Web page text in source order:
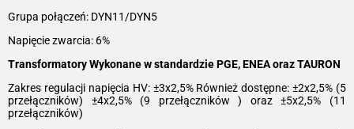
Grupa połączeń: DYN11/DYN5
Napięcie zwarcia: 6%
Transformatory Wykonane w standardzie PGE, ENEA oraz TAURON
Zakres regulacji napięcia HV: ±3x2,5% Również dostępne: ±2x2,5% (5
przełączników) ±4x2,5% (9 przełączników ) oraz ±5x2,5% (11
przełączników)